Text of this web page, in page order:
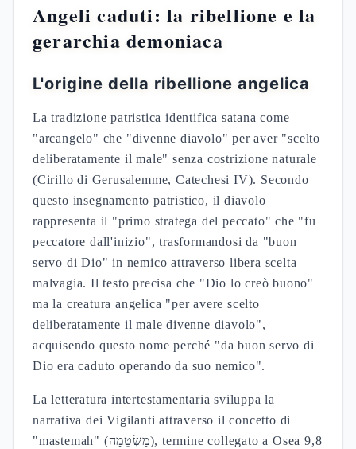
Angeli caduti: la ribellione e la
gerarchia demoniaca
L'origine della ribellione angelica
La tradizione patristica identifica satana come
"arcangelo" che "divenne diavolo" per aver "scelto
deliberatamente il male" senza costrizione naturale
(Cirillo di Gerusalemme, Catechesi IV). Secondo
questo insegnamento patristico, il diavolo
rappresenta il "primo stratega del peccato" che "fu
peccatore dall'inizio", trasformandosi da "buon
servo di Dio" in nemico attraverso libera scelta
malvagia. Il testo precisa che "Dio lo creò buono"
ma la creatura angelica "per avere scelto
deliberatamente il male divenne diavolo",
acquisendo questo nome perché "da buon servo di
Dio era caduto operando da suo nemico".
La letteratura intertestamentaria sviluppa la
narrativa dei Vigilanti attraverso il concetto di
"mastemah" (מַשְׂטֵמָה), termine collegato a Osea 9,8